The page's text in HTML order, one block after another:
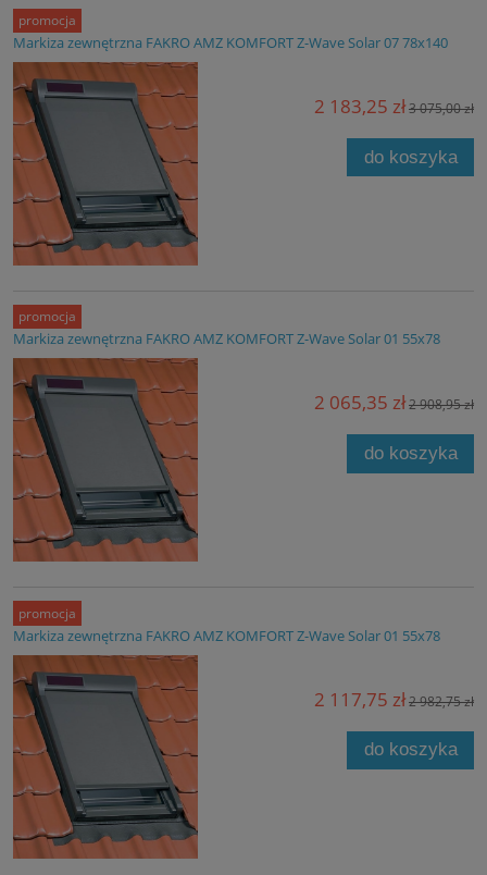
Markiza zewnętrzna FAKRO AMZ KOMFORT Z-Wave Solar 07 78x140
2 183,25 zł3 075,00 zł
do koszyka
promocja
Markiza zewnętrzna FAKRO AMZ KOMFORT Z-Wave Solar 01 55x78
2 065,35 zł2 908,95 zł
do koszyka
promocja
Markiza zewnętrzna FAKRO AMZ KOMFORT Z-Wave Solar 01 55x78
2 117,75 zł2 982,75 zł
do koszyka
promocja